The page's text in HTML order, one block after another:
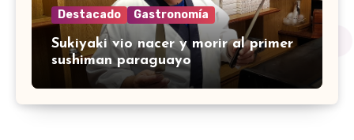
Destacado Gastronomía
Sukiyaki vio nacer y morir al primer
sushiman paraguayo